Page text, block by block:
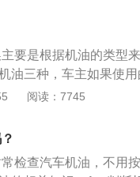
力转向系统等的保养范
常，消除隐患，预防
要是根据机油的类型
油三种，车主如果使
使用全合成机油或半合
缸缸体与活塞之间的缝
化，失去密封作用。
机的性能及使用寿命
阅读：7745
检查汽车机油，不用